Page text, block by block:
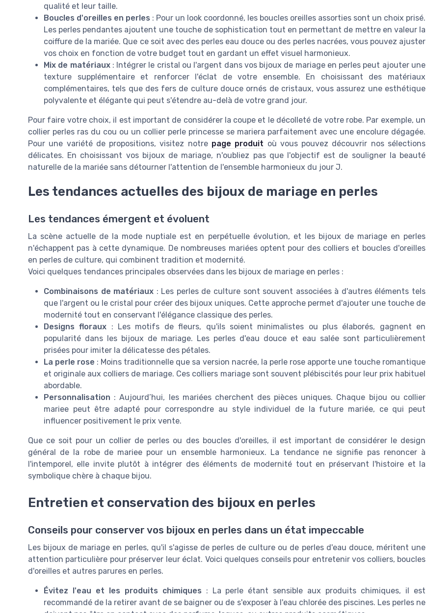
qualité et leur taille.
Boucles d'oreilles en perles : Pour un look coordonné, les boucles oreilles assorties sont un choix prisé.
Les perles pendantes ajoutent une touche de sophistication tout en permettant de mettre en valeur la
coiffure de la mariée. Que ce soit avec des perles eau douce ou des perles nacrées, vous pouvez ajuster
vos choix en fonction de votre budget tout en gardant un effet visuel harmonieux.
Mix de matériaux: Intégrer le cristal ou l'argent dans vos bijoux de mariage en perles peut ajouter une
texture supplémentaire et renforcer l'éclat de votre ensemble. En choisissant des matériaux
complémentaires, tels que des fers de culture douce ornés de cristaux, vous assurez une esthétique
polyvalente et élégante qui peut s'étendre au-delà de votre grand jour.
Pour faire votre choix, il est important de considérer la coupe et le décolleté de votre robe. Par exemple, un
collier perles ras du cou ou un collier perle princesse se mariera parfaitement avec une encolure dégagée.
Pour une variété de propositions, visitez notre page produit où vous pouvez découvrir nos sélections
délicates. En choisissant vos bijoux de mariage, n'oubliez pas que l'objectif est de souligner la beauté
naturelle de la mariée sans détourner l'attention de l'ensemble harmonieux du jour J.
Les tendances actuelles des bijoux de mariage en perles
Les tendances émergent et évoluent
La scène actuelle de la mode nuptiale est en perpétuelle évolution, et les bijoux de mariage en perles
n'échappent pas à cette dynamique. De nombreuses mariées optent pour des colliers et boucles d'oreilles
en perles de culture, qui combinent tradition et modernité.
Voici quelques tendances principales observées dans les bijoux de mariage en perles :
Combinaisons de matériaux : Les perles de culture sont souvent associées à d'autres éléments tels
que l'argent ou le cristal pour créer des bijoux uniques. Cette approche permet d'ajouter une touche de
modernité tout en conservant l'élégance classique des perles.
Designs floraux : Les motifs de fleurs, qu'ils soient minimalistes ou plus élaborés, gagnent en
popularité dans les bijoux de mariage. Les perles d'eau douce et eau salée sont particulièrement
prisées pour imiter la délicatesse des pétales.
La perle rose : Moins traditionnelle que sa version nacrée, la perle rose apporte une touche romantique
et originale aux colliers de mariage. Ces colliers mariage sont souvent plébiscités pour leur prix habituel
abordable.
Personnalisation : Aujourd’hui, les mariées cherchent des pièces uniques. Chaque bijou ou collier
mariee peut être adapté pour correspondre au style individuel de la future mariée, ce qui peut
influencer positivement le prix vente.
Que ce soit pour un collier de perles ou des boucles d'oreilles, il est important de considérer le design
général de la robe de mariee pour un ensemble harmonieux. La tendance ne signifie pas renoncer à
l'intemporel, elle invite plutôt à intégrer des éléments de modernité tout en préservant l'histoire et la
symbolique chère à chaque bijou.
Entretien et conservation des bijoux en perles
Conseils pour conserver vos bijoux en perles dans un état impeccable
Les bijoux de mariage en perles, qu'il s'agisse de perles de culture ou de perles d'eau douce, méritent une
attention particulière pour préserver leur éclat. Voici quelques conseils pour entretenir vos colliers, boucles
d'oreilles et autres parures en perles.
Évitez l'eau et les produits chimiques : La perle étant sensible aux produits chimiques, il est
recommandé de la retirer avant de se baigner ou de s'exposer à l'eau chlorée des piscines. Les perles ne